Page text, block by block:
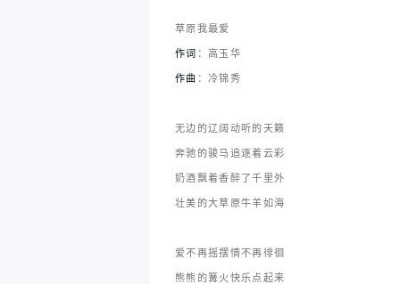
草原我最爱
作词 ：高玉华
作曲 ：冷锦秀
无边的辽阔动听的天籁
奔驰的骏马追逐着云彩
奶酒飘着香醉了千里外
壮美的大草原牛羊如海
爱不再摇摆情不再徘徊
熊熊的篝火快乐点起来